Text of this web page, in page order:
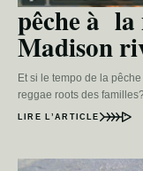
pêche à la
Madison
Et si le tempo de la
reggae roots des
LIRE L’ARTICLE